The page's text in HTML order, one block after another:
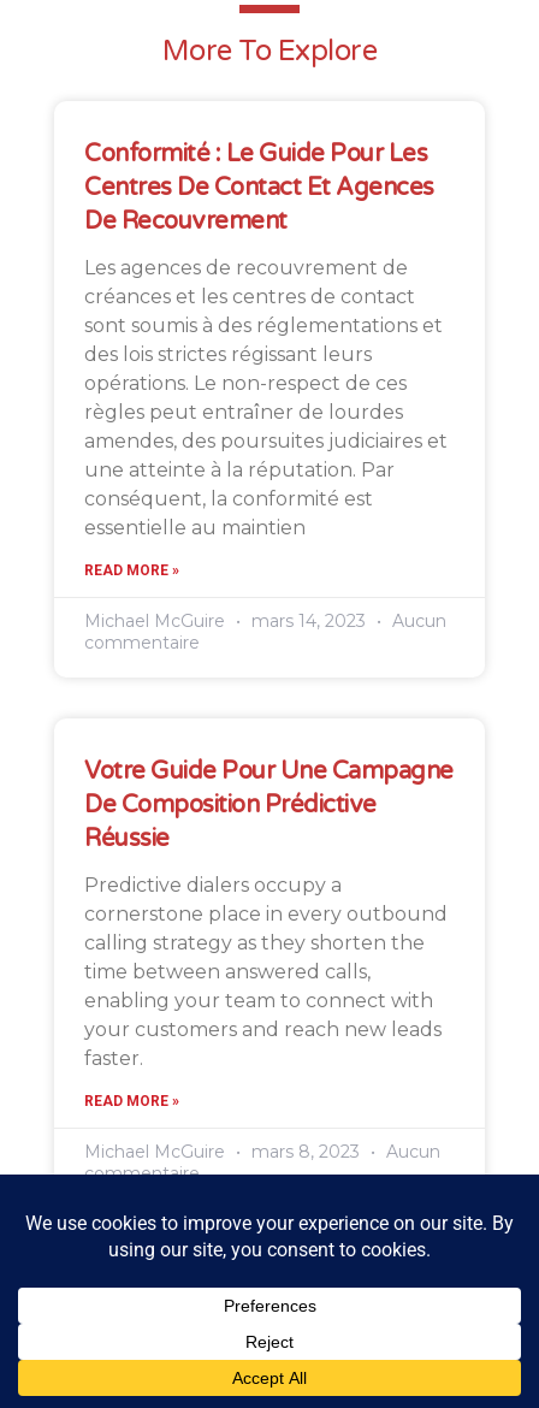
More To Explore
Conformité : Le Guide Pour Les
Centres De Contact Et Agences
De Recouvrement
Les agences de recouvrement de
créances et les centres de contact
sont soumis à des réglementations et
des lois strictes régissant leurs
opérations. Le non-respect de ces
règles peut entraîner de lourdes
amendes, des poursuites judiciaires et
une atteinte à la réputation. Par
conséquent, la conformité est
essentielle au maintien
READ MORE »
Michael McGuire mars 14, 2023
Aucun
commentaire
Votre Guide Pour Une Campagne
De Composition Prédictive
Réussie
Predictive dialers occupy a
cornerstone place in every outbound
calling strategy as they shorten the
time between answered calls,
enabling your team to connect with
your customers and reach new leads
faster.
READ MORE »
Michael McGuire mars 8, 2023
Aucun
commentaire
Qu’est-Ce Qui Fait Le Succès D’un
Centre De Contact? Les Facteurs
Clés Que Vous Devez Savoir